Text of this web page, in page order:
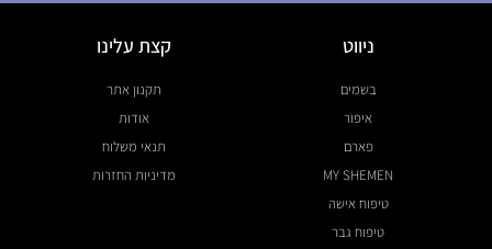
ניווט
בשמים
איפור
פארם
MY SHEMEN
טיפוח אישה
טיפוח גבר
קצת עלינו
תקנון אתר
אודות
תנאי משלוח
מדיניות החזרות